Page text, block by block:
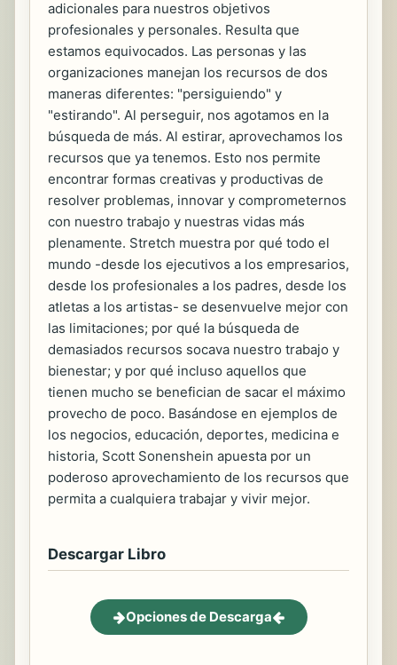
adicionales para nuestros objetivos
profesionales y personales. Resulta que
estamos equivocados. Las personas y las
organizaciones manejan los recursos de dos
maneras diferentes: "persiguiendo" y
"estirando". Al perseguir, nos agotamos en la
búsqueda de más. Al estirar, aprovechamos los
recursos que ya tenemos. Esto nos permite
encontrar formas creativas y productivas de
resolver problemas, innovar y comprometernos
con nuestro trabajo y nuestras vidas más
plenamente. Stretch muestra por qué todo el
mundo -desde los ejecutivos a los empresarios,
desde los profesionales a los padres, desde los
atletas a los artistas- se desenvuelve mejor con
las limitaciones; por qué la búsqueda de
demasiados recursos socava nuestro trabajo y
bienestar; y por qué incluso aquellos que
tienen mucho se benefician de sacar el máximo
provecho de poco. Basándose en ejemplos de
los negocios, educación, deportes, medicina e
historia, Scott Sonenshein apuesta por un
poderoso aprovechamiento de los recursos que
permita a cualquiera trabajar y vivir mejor.
Descargar Libro
Opciones de Descarga